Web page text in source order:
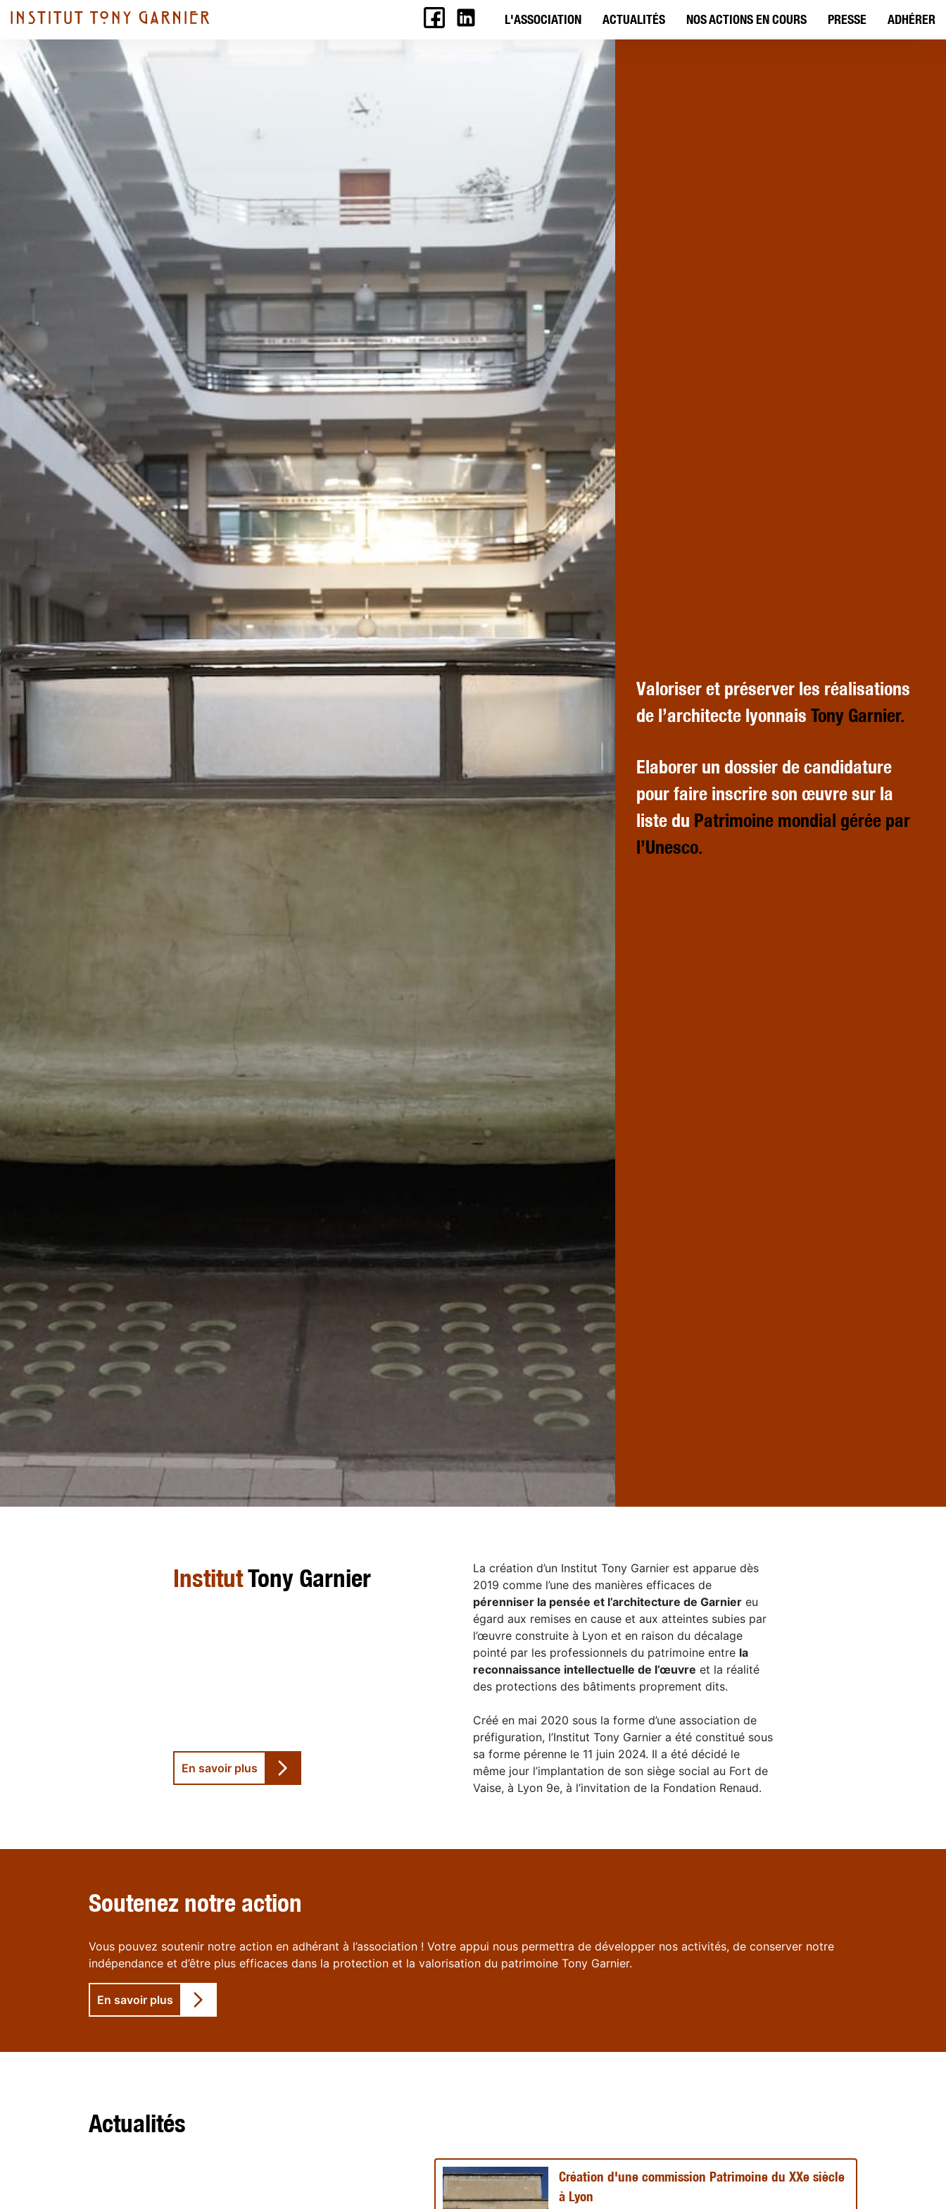
L'ASSOCIATION ACTUALITÉS NOS ACTIONS EN COURS PRESSE ADHÉRER
Valoriser et préserver les réalisations
de l’architecte lyonnais Tony Garnier.
Elaborer un dossier de candidature
pour faire inscrire son œuvre sur la
liste du Patrimoine mondial gérée par
l’Unesco.
InstitutTony Garnier
La création d’un Institut Tony Garnier est apparue dès
2019 comme l’une des manières efficaces de
pérenniser la pensée et l’architecture de Garnier eu
égard aux remises en cause et aux atteintes subies par
l’œuvre construite à Lyon et en raison du décalage
pointé par les professionnels du patrimoine entre la
reconnaissance intellectuelle de l’œuvre et la réalité
des protections des bâtiments proprement dits.
Créé en mai 2020 sous la forme d’une association de
préfiguration, l’Institut Tony Garnier a été constitué sous
sa forme pérenne le 11 juin 2024. Il a été décidé le
même jour l’implantation de son siège social au Fort de
Vaise, à Lyon 9e, à l’invitation de la Fondation Renaud.
En savoir plus
Soutenez notre action
Vous pouvez soutenir notre action en adhérant à l’association ! Votre appui nous permettra de développer nos activités, de conserver notre
indépendance et d’être plus efficaces dans la protection et la valorisation du patrimoine Tony Garnier.
En savoir plus
Actualités
Création d'une commission Patrimoine du XXe siècle
à Lyon